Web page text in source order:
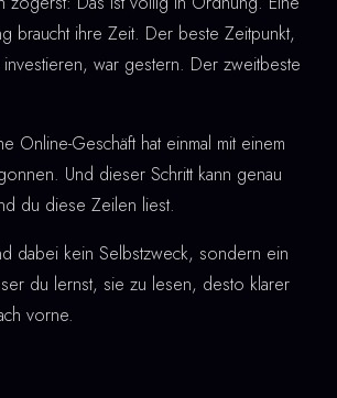
braucht ihre Zeit. Der beste Zeitpunkt,
investieren, war gestern. Der zweitbeste
Online-Geschäft hat einmal mit einem
Und dieser Schritt kann genau
du diese Zeilen liest.
dabei kein Selbstzweck, sondern ein
du lernst, sie zu lesen, desto klarer
vorne.